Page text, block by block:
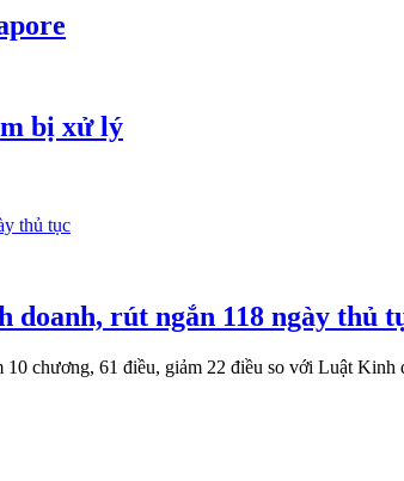
bị xử lý
doanh, rút ngắn 118 ngày thủ
chương, 61 điều, giảm 22 điều so với Luật Kinh